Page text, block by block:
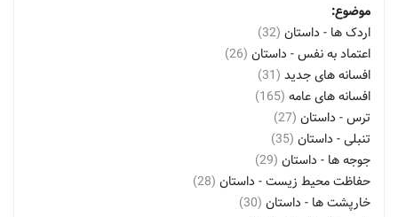
موضوع:
اردک ها - داستان (32)
اعتماد به نفس - داستان (26)
افسانه های جدید (31)
افسانه های عامه (165)
ترس - داستان (27)
تنبلی - داستان (35)
جوجه ها - داستان (29)
حفاظت محیط زیست - داستان (28)
خارپشت ها - داستان (30)